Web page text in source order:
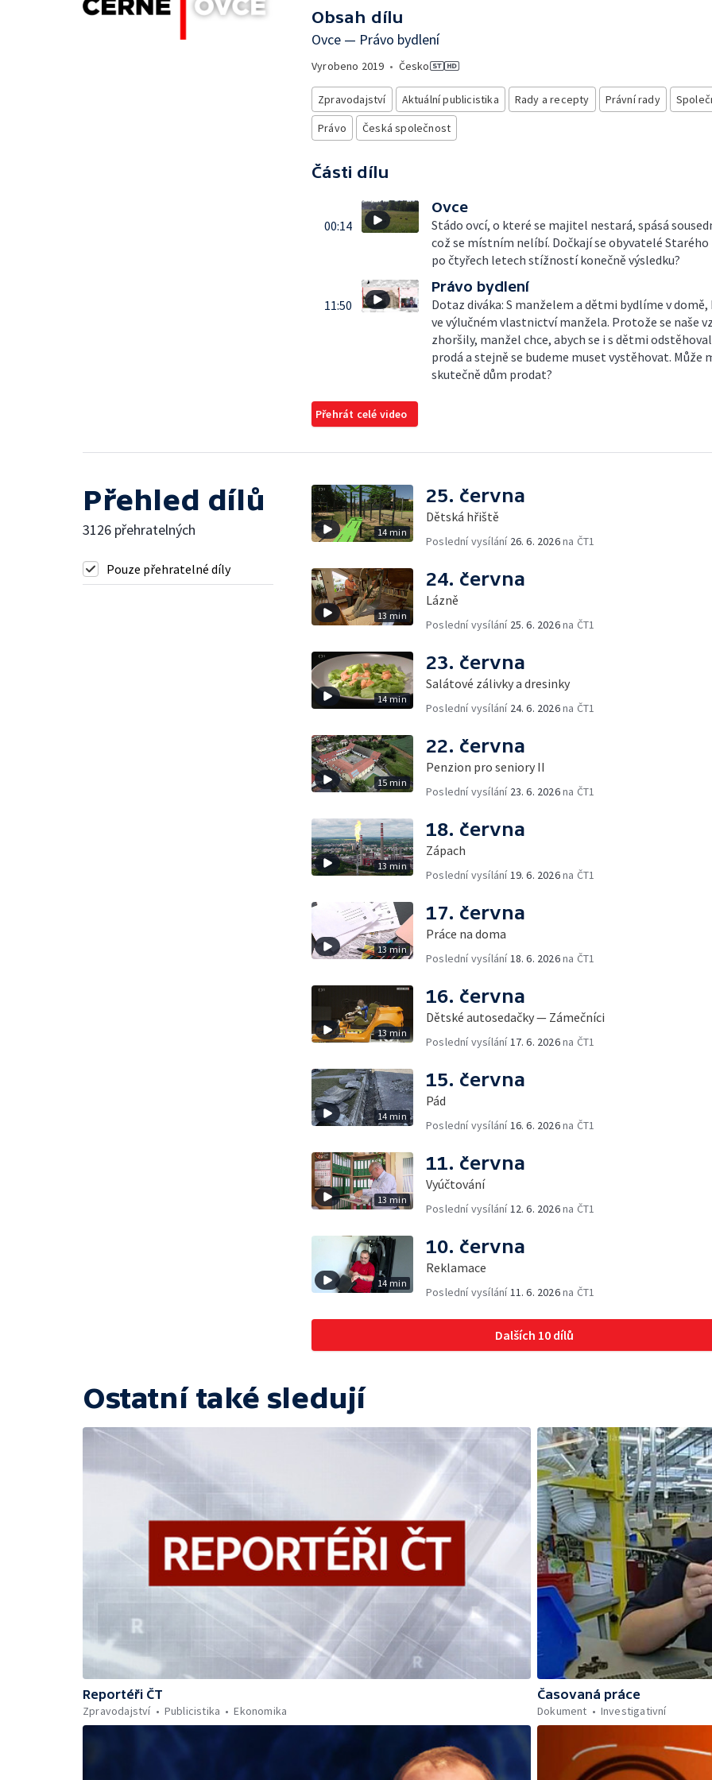
Obsah dílu
Ovce — Právo bydlení
Vyrobeno 2019 • Česko
Zpravodajství Aktuální publicistika Rady a recepty Právní rady
Právo
Česká společnost
Části dílu
00:14
Ovce
Stádo ovcí, o které se majitel nestará, spásá
což se místním nelíbí. Dočkají se obyvatelé Starého
po čtyřech letech stížností konečně výsledku?
11:50
Právo bydlení
Dotaz diváka: S manželem a dětmi bydlíme v domě,
ve výlučném vlastnictví manžela. Protože se naše
zhoršily, manžel chce, abych se i s dětmi
prodá a stejně se budeme muset vystěhovat. Může
skutečně dům prodat?
Přehrát celé video
Přehled dílů
3126 přehratelných
Pouze přehratelné díly
14 min
25. června
Dětská hřiště
Poslední vysílání 26. 6. 2026na ČT1
13 min
24. června
Lázně
Poslední vysílání 25. 6. 2026na ČT1
14 min
23. června
Salátové zálivky a dresinky
Poslední vysílání 24. 6. 2026na ČT1
15 min
22. června
Penzion pro seniory II
Poslední vysílání 23. 6. 2026na ČT1
13 min
18. června
Zápach
Poslední vysílání19. 6. 2026na ČT1
13 min
17. června
Práce na doma
Poslední vysílání18. 6. 2026na ČT1
13 min
16. června
Dětské autosedačky — Zámečníci
Poslední vysílání17. 6. 2026na ČT1
14 min
15. června
Pád
Poslední vysílání16. 6. 2026na ČT1
13 min
11. června
Vyúčtování
Poslední vysílání12. 6. 2026na ČT1
14 min
10. června
Reklamace
Poslední vysílání11. 6. 2026na ČT1
Dalších 10 dílů
Ostatní také sledují
Reportéři ČT
Zpravodajství
Publicistika Ekonomika
Časovaná práce
Dokument
Investigativní